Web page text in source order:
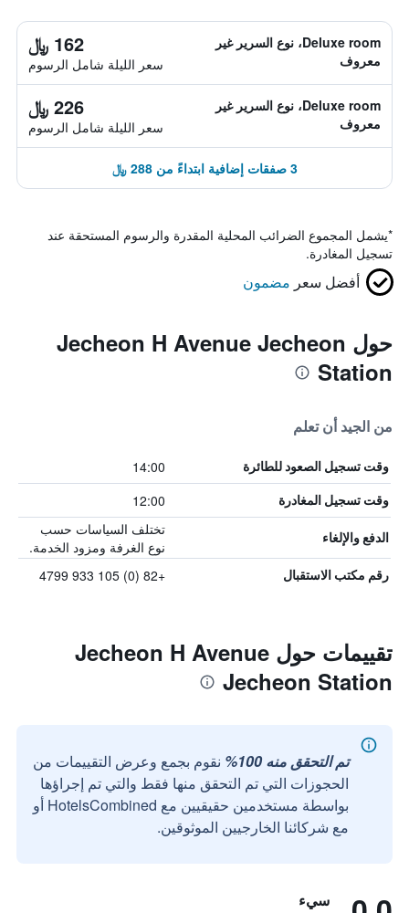
Deluxe room، نوع السرير غير
معروف
162 ﷼
سعر الليلة شامل الرسوم
Deluxe room، نوع السرير غير
معروف
226 ﷼
سعر الليلة شامل الرسوم
3 صفقات إضافية ابتداءً من 288 ﷼
*يشمل المجموع الضرائب المحلية المقدرة والرسوم المستحقة عند
تسجيل المغادرة.
أفضل سعر مضمون
حول Jecheon H Avenue Jecheon
Station
من الجيد أن تعلم
وقت تسجيل الصعود للطائرة 14:00
وقت تسجيل المغادرة 12:00
الدفع والإلغاء
تختلف السياسات حسب
نوع الغرفة ومزود الخدمة.
رقم مكتب الاستقبال +82 (0) 105 933 4799
تقييمات حول Jecheon H Avenue
Jecheon Station
تم التحقق منه 100%
نقوم بجمع وعرض التقييمات من
الحجوزات التي تم التحقق منها فقط والتي تم إجراؤها
بواسطة مستخدمين حقيقيين مع HotelsCombined أو
مع شركائنا الخارجيين الموثوقين.
سيء